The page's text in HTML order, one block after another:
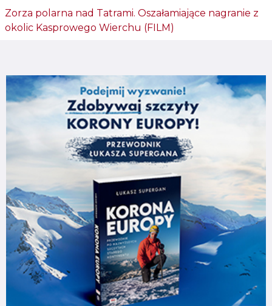
Zorza polarna nad Tatrami. Oszałamiające nagranie z
okolic Kasprowego Wierchu (FILM)